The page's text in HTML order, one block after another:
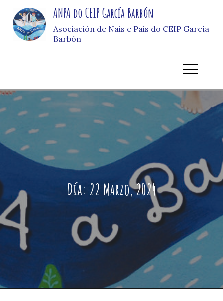
content
ANPA do CEIP García Barbón
Asociación de Nais e Pais do CEIP García
Barbón
Día: 22 Marzo, 2024